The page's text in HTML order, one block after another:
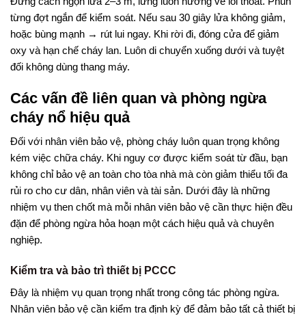
từng đợt ngắn để kiểm soát. Nếu sau 30 giây lửa không giảm,
hoặc bùng mạnh → rút lui ngay. Khi rời đi, đóng cửa để giảm
oxy và hạn chế cháy lan. Luôn di chuyển xuống dưới và tuyệt
đối không dùng thang máy.
Các vấn đề liên quan và phòng ngừa
cháy nổ hiệu quả
Đối với nhân viên bảo vệ, phòng cháy luôn quan trọng không
kém việc chữa cháy. Khi nguy cơ được kiểm soát từ đầu, bạn
không chỉ bảo vệ an toàn cho tòa nhà mà còn giảm thiểu tối đa
rủi ro cho cư dân, nhân viên và tài sản. Dưới đây là những
nhiệm vụ then chốt mà mỗi nhân viên bảo vệ cần thực hiện đều
đặn để phòng ngừa hỏa hoạn một cách hiệu quả và chuyên
nghiệp.
Kiểm tra và bảo trì thiết bị PCCC
Đây là nhiệm vụ quan trọng nhất trong công tác phòng ngừa.
Nhân viên bảo vệ cần kiểm tra định kỳ để đảm bảo tất cả thiết bị